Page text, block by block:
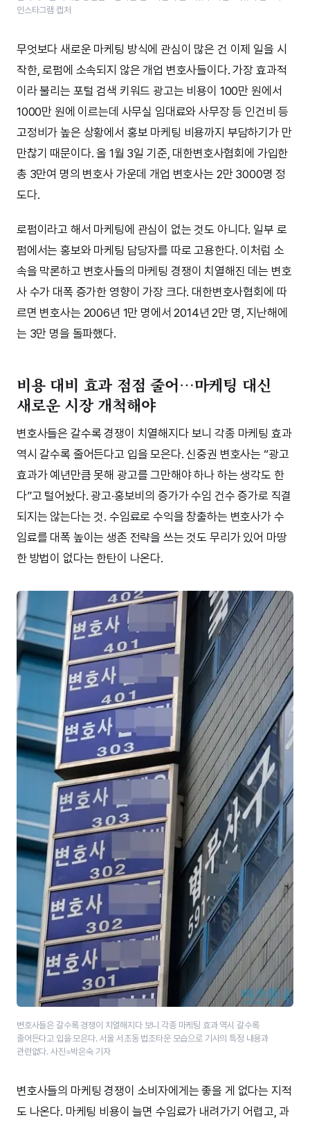
인스타그램 캡처
무엇보다 새로운 마케팅 방식에 관심이 많은 건 이제 일을 시
작한, 로펌에 소속되지 않은 개업 변호사들이다. 가장 효과적
이라 불리는 포털 검색 키워드 광고는 비용이 100만 원에서
1000만 원에 이르는데 사무실 임대료와 사무장 등 인건비 등
고정비가 높은 상황에서 홍보 마케팅 비용까지 부담하기가 만
만찮기 때문이다. 올 1월 3일 기준, 대한변호사협회에 가입한
총 3만여 명의 변호사 가운데 개업 변호사는 2만 3000명 정
도다.
로펌이라고 해서 마케팅에 관심이 없는 것도 아니다. 일부 로
펌에서는 홍보와 마케팅 담당자를 따로 고용한다. 이처럼 소
속을 막론하고 변호사들의 마케팅 경쟁이 치열해진 데는 변호
사 수가 대폭 증가한 영향이 가장 크다. 대한변호사협회에 따
르면 변호사는 2006년 1만 명에서 2014년 2만 명, 지난해에
는 3만 명을 돌파했다.
비용 대비 효과 점점 줄어…마케팅 대신
새로운 시장 개척해야
변호사들은 갈수록 경쟁이 치열해지다 보니 각종 마케팅 효과
역시 갈수록 줄어든다고 입을 모은다. 신중권 변호사는 “광고
효과가 예년만큼 못해 광고를 그만해야 하나 하는 생각도 한
다”고 털어놨다. 광고·홍보비의 증가가 수임 건수 증가로 직결
되지는 않는다는 것. 수임료로 수익을 창출하는 변호사가 수
임료를 대폭 높이는 생존 전략을 쓰는 것도 무리가 있어 마땅
한 방법이 없다는 한탄이 나온다.
변호사들은 갈수록 경쟁이 치열해지다 보니 각종 마케팅 효과 역시 갈수록
줄어든다고 입을 모은다. 서울 서초동 법조타운 모습으로 기사의 특정 내용과
관련없다. 사진=박은숙 기자
변호사들의 마케팅 경쟁이 소비자에게는 좋을 게 없다는 지적
도 나온다. 마케팅 비용이 늘면 수임료가 내려가기 어렵고, 과